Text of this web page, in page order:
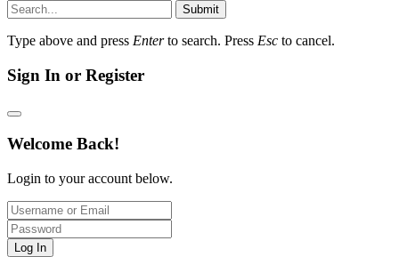
Submit
Type above and press Enterto search. Press Esc to cancel.
Sign In or Register
Welcome Back!
Login to your account below.
Log In